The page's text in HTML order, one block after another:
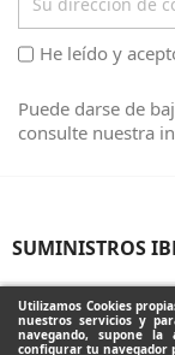
Utilizamos Cookies
nuestros servicios y
navegando, supone la
configurar tu navegador
He leído y
Puede darse de
consulte nuestra
SUMINISTROS
PRODUCTOS